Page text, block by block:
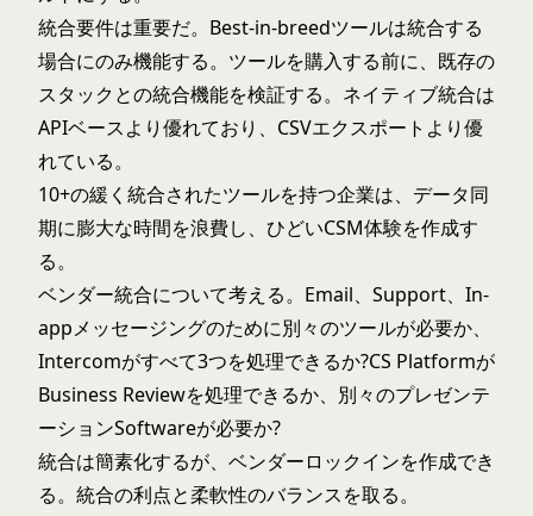
統合要件は重要だ。Best-in-breedツールは統合する
場合にのみ機能する。ツールを購入する前に、既存の
スタックとの統合機能を検証する。ネイティブ統合は
APIベースより優れており、CSVエクスポートより優
れている。
10+の緩く統合されたツールを持つ企業は、データ同
期に膨大な時間を浪費し、ひどいCSM体験を作成す
る。
ベンダー統合について考える。Email、Support、In-
appメッセージングのために別々のツールが必要か、
Intercomがすべて3つを処理できるか?CS Platformが
Business Reviewを処理できるか、別々のプレゼンテ
ーションSoftwareが必要か?
統合は簡素化するが、ベンダーロックインを作成でき
る。統合の利点と柔軟性のバランスを取る。